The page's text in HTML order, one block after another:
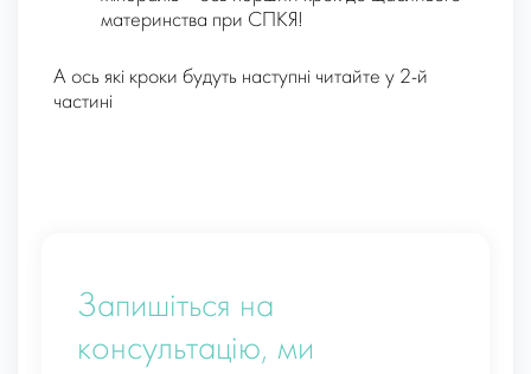
материнства при СПКЯ!
А ось які кроки будуть наступні читайте у 2-й
частині
Запишіться на
консультацію, ми